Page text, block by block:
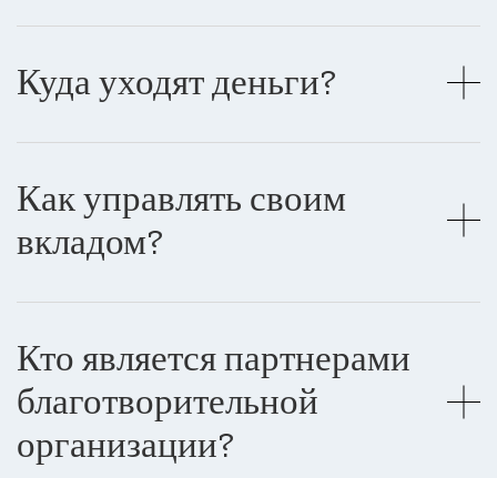
Куда уходят деньги?
Как управлять своим
вкладом?
Кто является партнерами
благотворительной
организации?